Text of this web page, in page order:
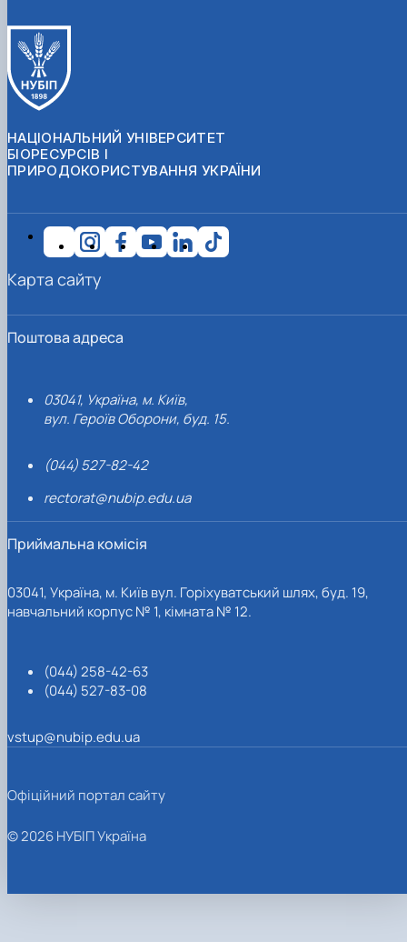
НАЦІОНАЛЬНИЙ УНІВЕРСИТЕТ
БІОРЕСУРСІВ І
ПРИРОДОКОРИСТУВАННЯ УКРАЇНИ
Поштова адреса
03041, Україна, м. Київ,
вул. Героїв Оборони, буд. 15.
(044) 527-82-42
rectorat@nubip.edu.ua
Приймальна комісія
03041, Україна, м. Київ вул. Горіхуватський шлях, буд. 19,
навчальний корпус № 1, кімната № 12.
(044) 258-42-63
(044) 527-83-08
vstup@nubip.edu.ua
Карта сайту
Офіційний портал сайту
© 2026 НУБІП Україна